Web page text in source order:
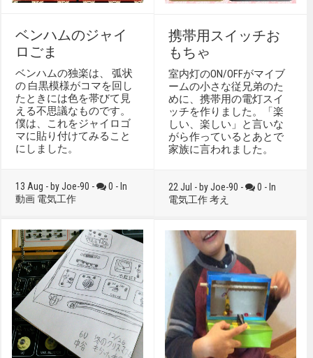
ベンハムのジャイ
ロごま
ベンハムの独楽は、 弧状
の 白黒模様がコマを回し
たときには色を帯びて見
える不思議なものです。
僕は、これをジャイロゴ
マに貼り付けてみること
にしました。
13 Aug - by Joe-90 -
0 - In
動画 電気工作
携帯用スイッチお
もちゃ
室内灯のON/OFFがマイブ
ームの小さな従兄弟のた
めに、携帯用の電灯スイ
ッチを作りました。「楽
しい、楽しい」と言いな
がら作っているとあとで
家族に言われました。
22 Jul - by Joe-90 -
0 - In
電気工作 考え